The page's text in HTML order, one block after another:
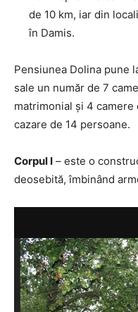
de 10 km, iar din
în Damis.
Pensiunea Dolina pune
sale un număr de 7
matrimonial şi 4 camere
cazare de 14 persoane.
Corpul I – este o
deosebită, îmbinând